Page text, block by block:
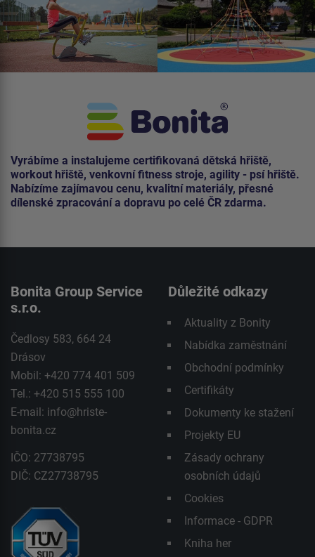
Vyrábíme a instalujeme certifikovaná dětská hřiště,
workout hřiště, venkovní fitness stroje, agility - psí hřiště.
Nabízíme zajímavou cenu, kvalitní materiály, přesné
dílenské zpracování a dopravu po celé ČR zdarma.
Bonita Group Service
s.r.o.
Čedlosy 583, 664 24
Drásov
Mobil: +420 774 401 509
Tel.: +420 515 555 100
E-mail: info@hriste-
bonita.cz
IČO: 27738795
DIČ: CZ27738795
Důležité odkazy
Aktuality z Bonity
Nabídka zaměstnání
Obchodní podmínky
Certifikáty
Dokumenty ke stažení
Projekty EU
Zásady ochrany
osobních údajů
Cookies
Informace - GDPR
Kniha her